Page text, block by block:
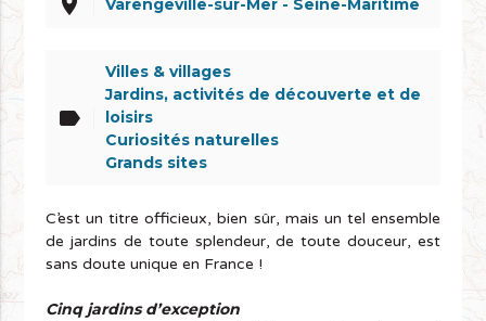
Varengeville-sur-Mer - Seine-Maritime
label
Villes & villages
Jardins, activités de découverte et de
loisirs
Curiosités naturelles
Grands sites
C’est un titre officieux, bien sûr, mais un tel ensemble
de jardins de toute splendeur, de toute douceur, est
sans doute unique en France !
Cinq jardins d’exception